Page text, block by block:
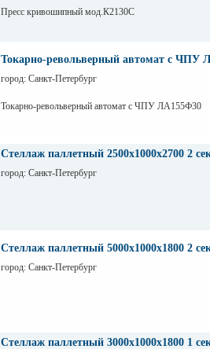
Пресс кривошипный мод.К2130С
Токарно-револьверный автомат с ЧПУ
город: Санкт-Петербург
Токарно-револьверный автомат с ЧПУ ЛА155Ф30
Стеллаж паллетный 2500х1000х2700 2
город: Санкт-Петербург
Стеллаж паллетный 5000х1000х1800 2
город: Санкт-Петербург
Стеллаж паллетный 3000х1000х1800 1